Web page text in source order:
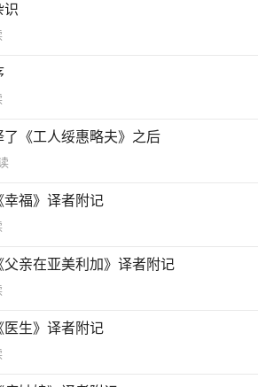
识
了《工人绥惠略夫》之后
幸福》译者附记
父亲在亚美利加》译者附记
医生》译者附记